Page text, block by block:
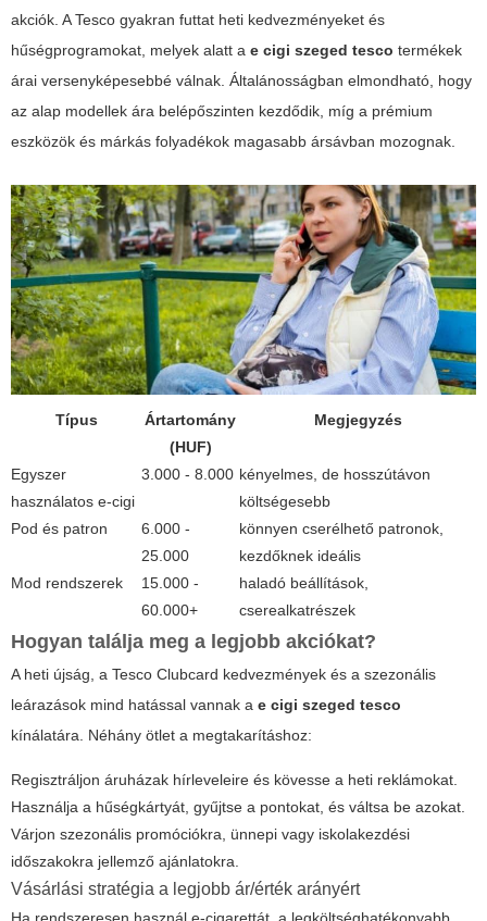
akciók. A Tesco gyakran futtat heti kedvezményeket és
hűségprogramokat, melyek alatt a e cigi szeged tesco termékek
árai versenyképesebbé válnak. Általánosságban elmondható, hogy
az alap modellek ára belépőszinten kezdődik, míg a prémium
eszközök és márkás folyadékok magasabb ársávban mozognak.
Típus
Ártartomány
(HUF)
Megjegyzés
Egyszer
használatos e-cigi
3.000 - 8.000 kényelmes, de hosszútávon
költségesebb
Pod és patron
6.000 -
25.000
könnyen cserélhető patronok,
kezdőknek ideális
Mod rendszerek
15.000 -
60.000+
haladó beállítások,
cserealkatrészek
Hogyan találja meg a legjobb akciókat?
A heti újság, a Tesco Clubcard kedvezmények és a szezonális
leárazások mind hatással vannak a e cigi szeged tesco
kínálatára. Néhány ötlet a megtakarításhoz:
Regisztráljon áruházak hírleveleire és kövesse a heti reklámokat.
Használja a hűségkártyát, gyűjtse a pontokat, és váltsa be azokat.
Várjon szezonális promóciókra, ünnepi vagy iskolakezdési
időszakokra jellemző ajánlatokra.
Vásárlási stratégia a legjobb ár/érték arányért